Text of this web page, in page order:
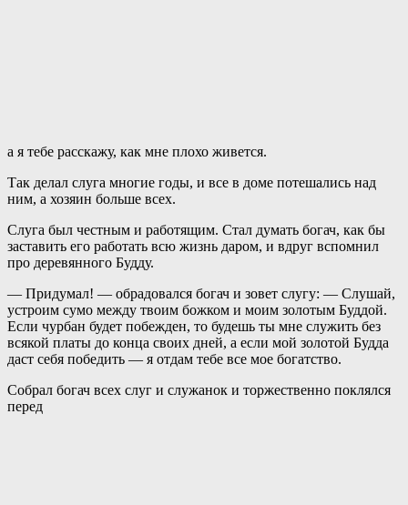
а я тебе расскажу, как мне плохо живется.
Так делал слуга многие годы, и все в доме потешались над
ним, а хозяин больше всех.
Слуга был честным и работящим. Стал думать богач, как бы
заставить его работать всю жизнь даром, и вдруг вспомнил
про деревянного Будду.
— Придумал! — обрадовался богач и зовет слугу: — Слушай,
устроим сумо между твоим божком и моим золотым Буддой.
Если чурбан будет побежден, то будешь ты мне служить без
всякой платы до конца своих дней, а если мой золотой Будда
даст себя победить — я отдам тебе все мое богатство.
Собрал богач всех слуг и служанок и торжественно поклялся
перед